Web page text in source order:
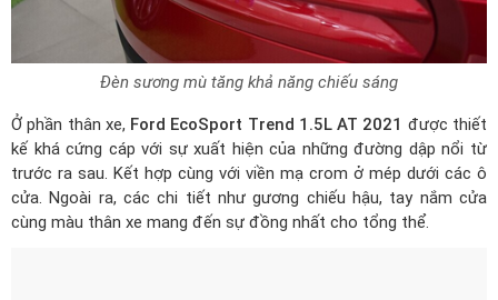
Đèn sương mù tăng khả năng chiếu sáng
Ở phần thân xe, Ford EcoSport Trend 1.5L AT 2021 được thiết
kế khá cứng cáp với sự xuất hiện của những đường dập nổi từ
trước ra sau. Kết hợp cùng với viền mạ crom ở mép dưới các ô
cửa. Ngoài ra, các chi tiết như gương chiếu hậu, tay nắm cửa
cùng màu thân xe mang đến sự đồng nhất cho tổng thể.